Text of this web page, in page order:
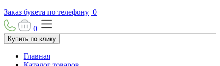
Заказ букета по телефону 0
0
Купить по клику
Главная